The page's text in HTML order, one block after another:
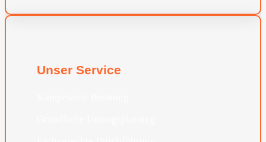
Unser Service